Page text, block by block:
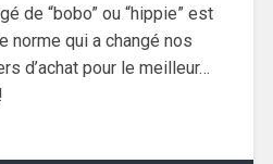
de “bobo” ou “hippie” est
norme qui a changé nos
d’achat pour le meilleur…